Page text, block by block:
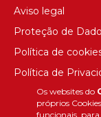
Os websites do
próprios
funcionais,
Aviso legal
Proteção de
Política de
Política de
Canal de
Colaborações